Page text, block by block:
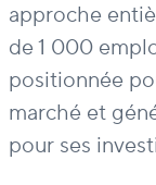
approche
de 1 000
positionnée
marché et
pour ses